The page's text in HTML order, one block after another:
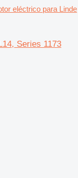
eléctrico para Linde
Series 1173